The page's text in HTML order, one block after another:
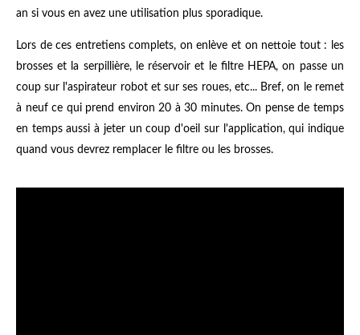
an si vous en avez une utilisation plus sporadique.
Lors de ces entretiens complets, on enlève et on nettoie tout : les
brosses et la serpillière, le réservoir et le filtre HEPA, on passe un
coup sur l'aspirateur robot et sur ses roues, etc... Bref, on le remet
à neuf ce qui prend environ 20 à 30 minutes. On pense de temps
en temps aussi à jeter un coup d'oeil sur l'application, qui indique
quand vous devrez remplacer le filtre ou les brosses.